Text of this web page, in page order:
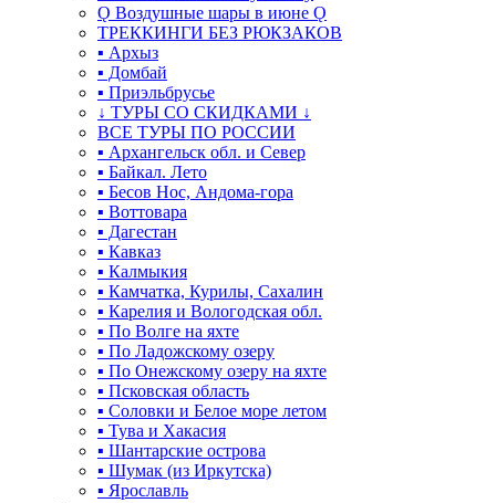
Ǫ Воздушные шары в июне Ǫ
ТРЕККИНГИ БЕЗ РЮКЗАКОВ
▪ Архыз
▪ Домбай
▪ Приэльбрусье
↓ ТУРЫ СО СКИДКАМИ ↓
ВСЕ ТУРЫ ПО РОССИИ
▪ Архангельск обл. и Север
▪ Байкал. Лето
▪ Бесов Нос, Андома-гора
▪ Воттовара
▪ Дагестан
▪ Кавказ
▪ Калмыкия
▪ Камчатка, Курилы, Сахалин
▪ Карелия и Вологодская обл.
▪ По Волге на яхте
▪ По Ладожскому озеру
▪ По Онежскому озеру на яхте
▪ Псковская область
▪ Соловки и Белое море летом
▪ Тува и Хакасия
▪ Шантарские острова
▪ Шумак (из Иркутска)
▪ Ярославль